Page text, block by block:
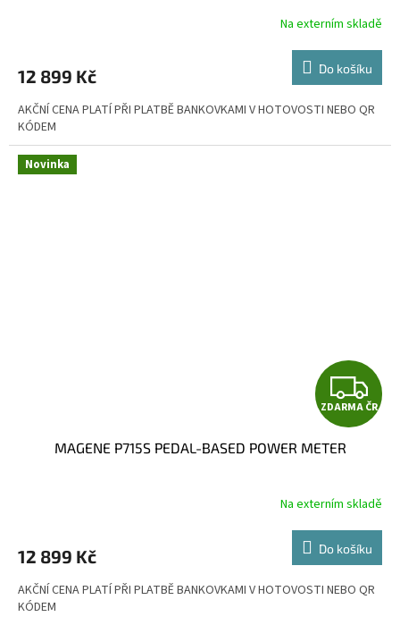
R
M
A
Na externím skladě
12 899 Kč Do košíku
AKČNÍ CENA PLATÍ PŘI PLATBĚ BANKOVKAMI V HOTOVOSTI NEBO QR
KÓDEM
Novinka
Z
D
R
M
A
ZDARMA ČR
MAGENE P715S PEDAL-BASED POWER METER
Na externím skladě
12 899 Kč Do košíku
AKČNÍ CENA PLATÍ PŘI PLATBĚ BANKOVKAMI V HOTOVOSTI NEBO QR
KÓDEM